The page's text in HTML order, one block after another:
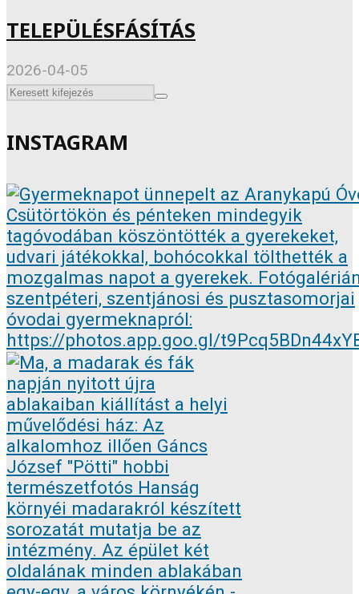
TELEPÜLÉSFÁSÍTÁS
2026-04-05
INSTAGRAM